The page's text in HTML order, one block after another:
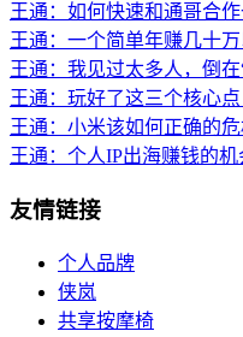
王通：如何快速和通哥合
王通：一个简单年赚几十
王通：我见过太多人，倒
王通：玩好了这三个核心
王通：小米该如何正确的
王通：个人IP出海赚钱的机
友情链接
个人品牌
侠岚
共享按摩椅